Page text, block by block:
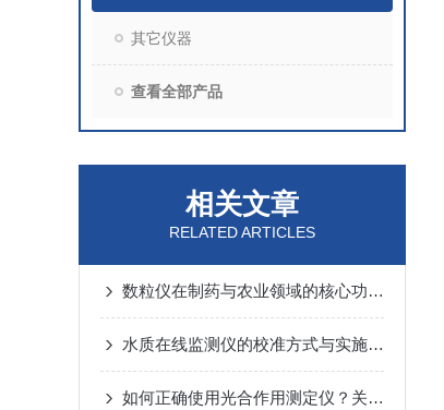
其它仪器
查看全部产品
相关文章
RELATED ARTICLES
数粒仪在制药与农业领域的核心功能解析
水质在线监测仪的校准方式与实施要点
如何正确使用光合作用测定仪？关键步骤与避坑建议